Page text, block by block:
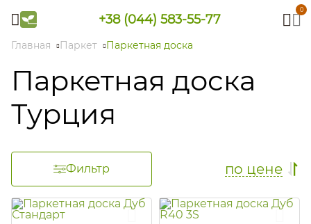
+38 (044) 583-55-77
0
Главная Паркет Паркетная доска
Паркетная доска
Турция
по цене
Фильтр